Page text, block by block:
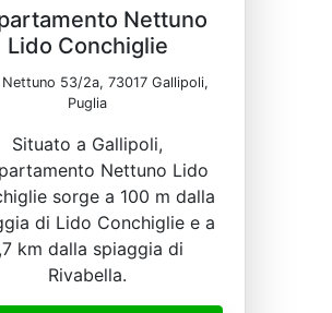
Nettuno
Lido Conchiglie
Nettuno 53/2a, 73017 Gallipoli,
Puglia
Situato a Gallipoli,
Nettuno Lido
sorge a 100 m dalla
di Lido Conchiglie e a
km dalla spiaggia di
Rivabella.